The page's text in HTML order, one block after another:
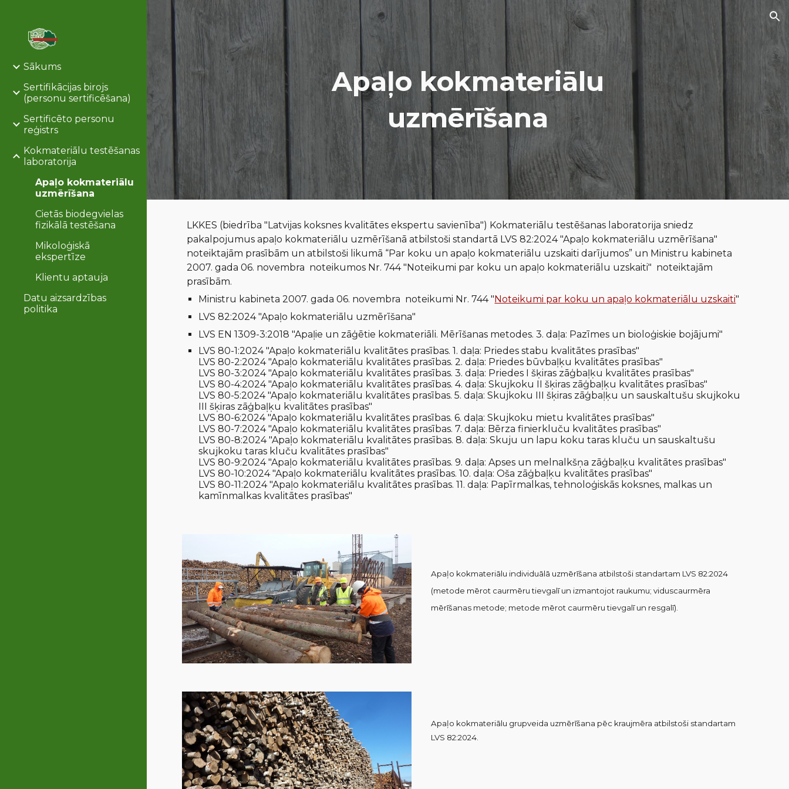
Skip to main content Skip to navigation
Sākums
Sertifikācijas birojs
(personu sertificēšana)
Sertificēto personu
reģistrs
Kokmateriālu testēšanas
laboratorija
Apaļo kokmateriālu
uzmērīšana
Cietās biodegvielas
fizikālā testēšana
Mikoloģiskā
ekspertīze
Klientu aptauja
Datu aizsardzības
politika
Apaļo kokmateriālu
uzmērīšana
LKKES (biedrība "Latvijas koksnes kvalitātes ekspertu savienība") Kokmateriālu testēšanas laboratorija sniedz
pakalpojumus apaļo kokmateriālu uzmērīšanāatbilstoši standartā LVS 82:2024 "Apaļo kokmateriālu uzmērīšana"
noteiktajām prasībām un atbilstoši likumā “Par koku un apaļo kokmateriālu uzskaiti darījumos” un Ministru kabineta
2007. gada 06. novembra noteikumos Nr. 744 "Noteikumi par koku un apaļo kokmateriālu uzskaiti" noteiktajām
prasībām.
Ministru kabineta 2007. gada 06. novembra noteikumi Nr. 744"Noteikumi par koku un apaļo kokmateriālu uzskaiti"
LVS 82:2024"Apaļo kokmateriālu uzmērīšana"
LVS EN 1309-3:2018 "Apaļie un zāģētie kokmateriāli. Mērīšanas metodes. 3. daļa: Pazīmes un bioloģiskie bojājumi"
LVS 80-1:2024 "Apaļo kokmateriālu kvalitātes prasības. 1. daļa: Priedes stabu kvalitātes prasības"
LVS 80-2:2024 "Apaļo kokmateriālu kvalitātes prasības. 2. daļa: Priedes būvbaļķu kvalitātes prasības"
LVS 80-3:2024 "Apaļo kokmateriālu kvalitātes prasības. 3. daļa: Priedes I šķiras zāģbaļķu kvalitātes prasības"
LVS 80-4:2024 "Apaļo kokmateriālu kvalitātes prasības. 4. daļa: Skujkoku II šķiras zāģbaļķu kvalitātes prasības"
LVS 80-5:2024 "Apaļo kokmateriālu kvalitātes prasības. 5. daļa: Skujkoku III šķiras zāģbaļķu un sauskaltušu skujkoku
III šķiras zāģbaļķu kvalitātes prasības"
LVS 80-6:2024 "Apaļo kokmateriālu kvalitātes prasības. 6. daļa: Skujkoku mietu kvalitātes prasības"
LVS 80-7:2024 "Apaļo kokmateriālu kvalitātes prasības. 7. daļa: Bērza finierkluču kvalitātes prasības"
LVS 80-8:2024 "Apaļo kokmateriālu kvalitātes prasības. 8. daļa: Skuju un lapu koku taras kluču un sauskaltušu
skujkoku taras kluču kvalitātes prasības"
LVS 80-9:2024 "Apaļo kokmateriālu kvalitātes prasības. 9. daļa: Apses un melnalkšņa zāģbaļķu kvalitātes prasības"
LVS 80-10:2024 "Apaļo kokmateriālu kvalitātes prasības. 10. daļa: Oša zāģbaļķu kvalitātes prasības"
LVS 80-11:2024 "Apaļo kokmateriālu kvalitātes prasības. 11. daļa: Papīrmalkas, tehnoloģiskās koksnes, malkas un
kamīnmalkas kvalitātes prasības"
Apaļo kokmateriālu individuālā uzmērīšana atbilstoši standartam LVS 82:2024
(metode mērot caurmērutievgalīun izmantojot raukumu;viduscaurmēra
mērīšanas metode; metode mērot caurmēru tievgalī un resgalī).
Apaļo kokmateriālu grupveida uzmērīšana pēc kraujmēra atbilstoši standartam
LVS 82:2024